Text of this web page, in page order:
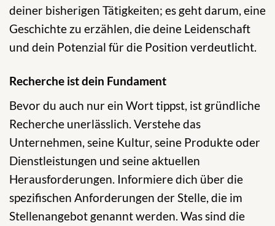
deiner bisherigen Tätigkeiten; es geht darum, eine
Geschichte zu erzählen, die deine Leidenschaft
und dein Potenzial für die Position verdeutlicht.
Recherche ist dein Fundament
Bevor du auch nur ein Wort tippst, ist gründliche
Recherche unerlässlich. Verstehe das
Unternehmen, seine Kultur, seine Produkte oder
Dienstleistungen und seine aktuellen
Herausforderungen. Informiere dich über die
spezifischen Anforderungen der Stelle, die im
Stellenangebot genannt werden. Was sind die